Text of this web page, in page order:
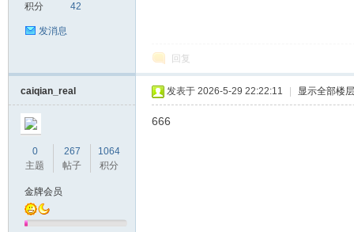
积分 42
发消息
回复
caiqian_real
0
主题
267
帖子
1064
积分
金牌会员
发表于 2026-5-29 22:22:11 显示全部楼层
666